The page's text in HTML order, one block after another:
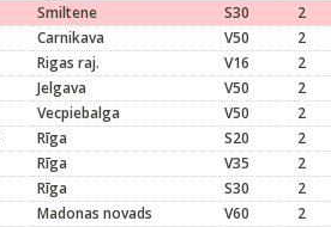
Smiltene S30 2
Carnikava V50 2
Rigas raj. V16 2
Jelgava V50 2
Vecpiebalga V50 2
Rīga S20 2
Rīga V35 2
Rīga S30 2
Madonas novads V60 2